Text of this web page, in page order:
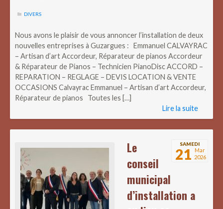
DIVERS
Nous avons le plaisir de vous annoncer l’installation de deux
nouvelles entreprises à Guzargues : Emmanuel CALVAYRAC
– Artisan d’art Accordeur, Réparateur de pianos Accordeur
& Réparateur de Pianos – Technicien PianoDisc ACCORD –
REPARATION – REGLAGE – DEVIS LOCATION & VENTE
OCCASIONS Calvayrac Emmanuel – Artisan d’art Accordeur,
Réparateur de pianos Toutes les […]
Lire la suite
SAMEDI
21 Mar
2026
Le
conseil
municipal
d’installation a